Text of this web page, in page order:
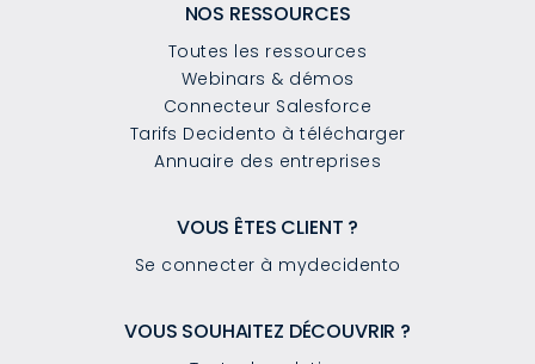
NOS RESSOURCES
Toutes les ressources
Webinars & démos
Connecteur Salesforce
Tarifs Decidento à télécharger
Annuaire des entreprises
VOUS ÊTES CLIENT ?
Se connecter à mydecidento
VOUS SOUHAITEZ DÉCOUVRIR ?